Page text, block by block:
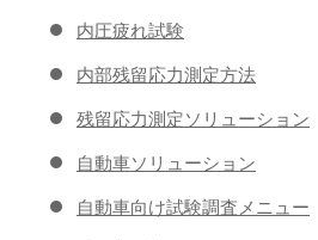
内圧疲れ試験
内部残留応力測定方法
残留応力測定ソリューション
自動車ソリューション
自動車向け試験調査メニュー